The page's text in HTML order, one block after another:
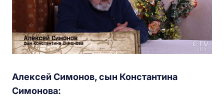
Алексей Симонов, сын Константина
Симонова: